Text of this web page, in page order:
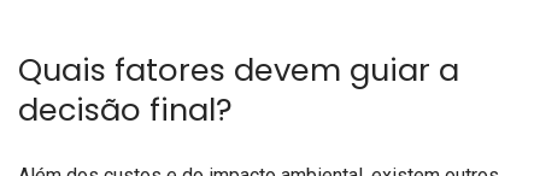
Quais fatores devem guiar a
decisão final?